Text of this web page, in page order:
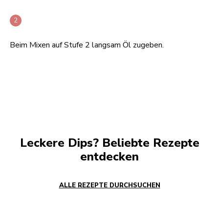
Beim Mixen auf Stufe 2 langsam Öl zugeben.
Leckere Dips? Beliebte Rezepte
entdecken
ALLE REZEPTE DURCHSUCHEN